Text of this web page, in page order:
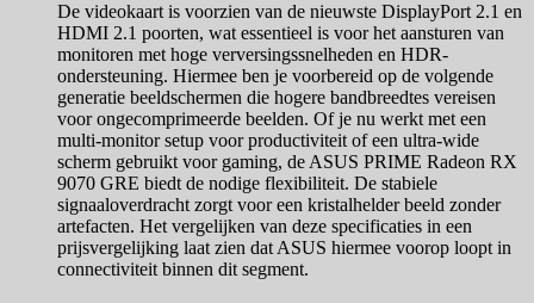
De videokaart is voorzien van de nieuwste DisplayPort 2.1 en
HDMI 2.1 poorten, wat essentieel is voor het aansturen van
monitoren met hoge verversingssnelheden en HDR-
ondersteuning. Hiermee ben je voorbereid op de volgende
generatie beeldschermen die hogere bandbreedtes vereisen
voor ongecomprimeerde beelden. Of je nu werkt met een
multi-monitor setup voor productiviteit of een ultra-wide
scherm gebruikt voor gaming, de ASUS PRIME Radeon RX
9070 GRE biedt de nodige flexibiliteit. De stabiele
signaaloverdracht zorgt voor een kristalhelder beeld zonder
artefacten. Het vergelijken van deze specificaties in een
prijsvergelijking laat zien dat ASUS hiermee voorop loopt in
connectiviteit binnen dit segment.